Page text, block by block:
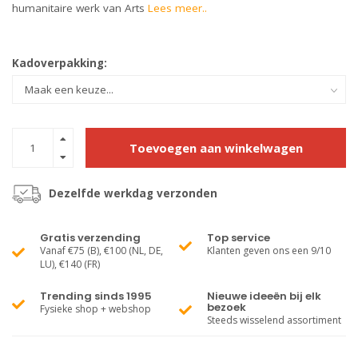
humanitaire werk van Arts Lees meer..
Kadoverpakking:
Toevoegen aan winkelwagen
Dezelfde werkdag verzonden
Gratis verzending
Vanaf €75 (B), €100 (NL, DE,
LU), €140 (FR)
Top service
Klanten geven ons een 9/10
Trending sinds 1995
Fysieke shop + webshop
Nieuwe ideeën bij elk
bezoek
Steeds wisselend assortiment